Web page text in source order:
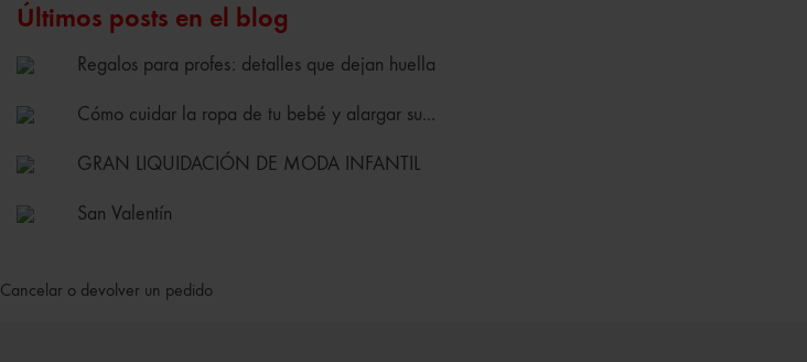
Últimos posts en el blog
Regalos para profes: detalles que dejan huella
Cómo cuidar la ropa de tu bebé y alargar su...
GRAN LIQUIDACIÓN DE MODA INFANTIL
San Valentín
Cancelar o devolver un pedido